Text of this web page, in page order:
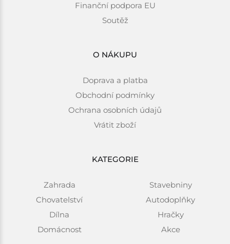
Finanční podpora EU
Soutěž
O NÁKUPU
Doprava a platba
Obchodní podmínky
Ochrana osobních údajů
Vrátit zboží
KATEGORIE
Zahrada
Chovatelství
Dílna
Domácnost
Stavebniny
Autodoplňky
Hračky
Akce